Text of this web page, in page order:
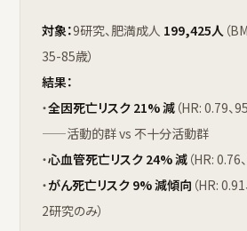
対象：9研究、肥満成人 199,425人 （
35-85歳）
結果：
・全因死亡リスク 21% 減 （HR: 0.79、
——活動的群 vs 不十分活動群
・心血管死亡リスク 24% 減 （HR:
・がん死亡リスク 9% 減傾向 （HR:
2研究のみ）